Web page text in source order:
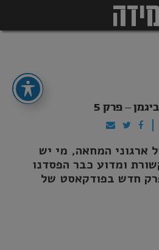
– פרק 5
ארגוני המחאה, מי יש
ומדוע כבר הפסדנו
חדש בפודקאסט של